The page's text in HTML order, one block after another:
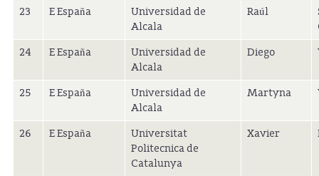
23 E España
Universidad de
Alcala
Raúl
24
E España
Universidad de
Alcala
Diego
25 E España
Universidad de
Alcala
Martyna
26 E España
Universitat
Politecnica de
Catalunya
Xavier